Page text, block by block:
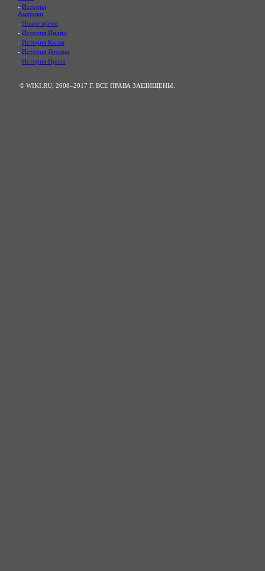
- История
Америки
- Новое время
- История Индии
- История Китая
- История Японии
- История Ирана
© WIKI.RU, 2008–2017 Г. ВСЕ ПРАВА ЗАЩИЩЕНЫ.